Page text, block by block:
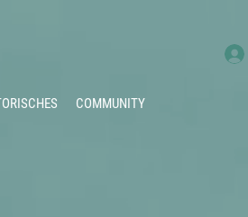
COMMUNITY